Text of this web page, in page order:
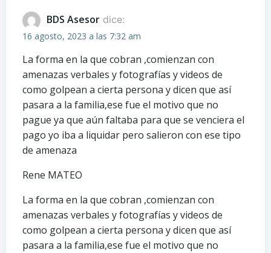
entradas
BDS Asesor dice:
16 agosto, 2023 a las 7:32 am
La forma en la que cobran ,comienzan con
amenazas verbales y fotografías y videos de
como golpean a cierta persona y dicen que así
pasara a la familia,ese fue el motivo que no
pague ya que aún faltaba para que se venciera el
pago yo iba a liquidar pero salieron con ese tipo
de amenaza
Rene MATEO
La forma en la que cobran ,comienzan con
amenazas verbales y fotografías y videos de
como golpean a cierta persona y dicen que así
pasara a la familia,ese fue el motivo que no